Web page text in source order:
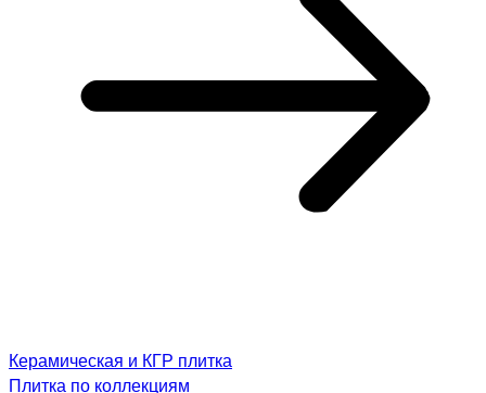
Керамическая и КГР плитка
Плитка по коллекциям